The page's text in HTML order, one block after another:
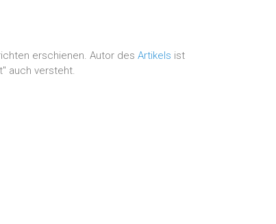
erschienen. Autor des Artikels ist
auch versteht.